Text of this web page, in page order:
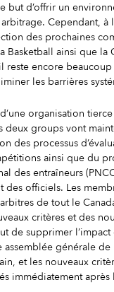
but d’offrir un
Cependant, à
des prochaines
Basketball ainsi que la
reste encore
les barrières
organisation
deux groups vont
des processus
ainsi que du
des entraîneurs
des officiels. Les
de tout le
critères et des
de supprimer
assemblée générale
et les nouveaux
immédiatement